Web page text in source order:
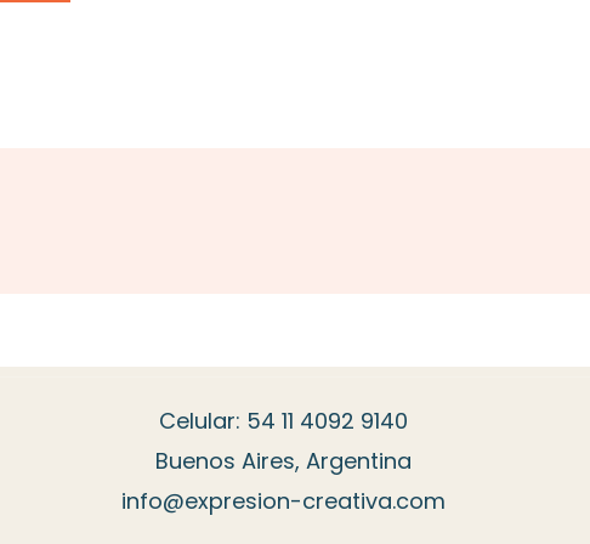
Celular: 54 11 4092 9140
Buenos Aires, Argentina
info@expresion-creativa.com